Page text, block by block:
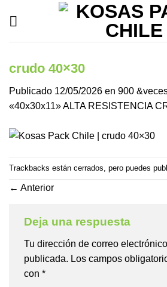
crudo 40×30
Publicado 12/05/2026 en 900
«40x30x11» ALTA RESISTENCIA
Trackbacks están cerrados, pero puedes
← Anterior
Deja una respuesta
Tu dirección de correo
publicada. Los campos
con *